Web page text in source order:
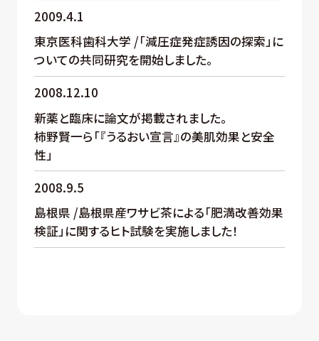
2009.4.1
東京医科歯科大学 /「減圧症発症誘因の探索」に
ついての共同研究を開始しました。
2008.12.10
新薬と臨床に論文が掲載されました。
柿野賢一ら「『うるおい宣言』の美肌効果と安全
性」
2008.9.5
島根県 /島根県産ワサビ茶による「肥満改善効果
検証」に関するヒト試験を実施しました！